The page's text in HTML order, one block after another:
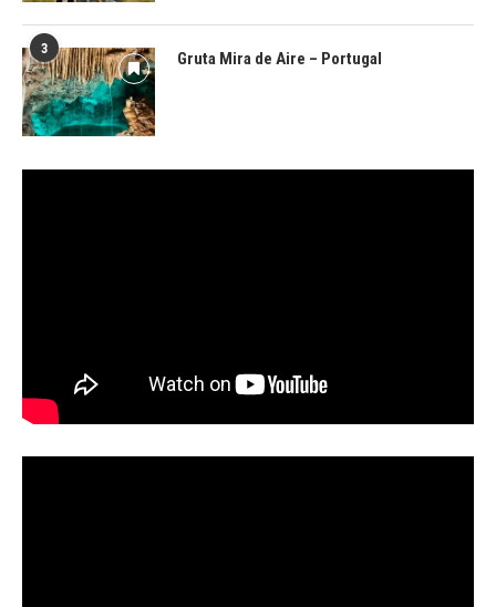
3 Gruta Mira de Aire – Portugal